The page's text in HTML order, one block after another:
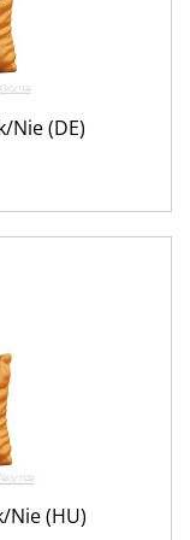
Nie (DE)
Nie (HU)